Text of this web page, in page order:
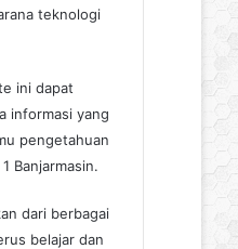
teknologi
ini dapat
informasi yang
pengetahuan
Banjarmasin.
dari berbagai
belajar dan